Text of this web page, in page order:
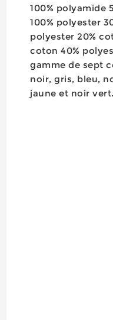
100% polyamide
100% polyester
polyester 20%
coton 40%
gamme de sept
noir, gris, bleu,
jaune et noir vert.